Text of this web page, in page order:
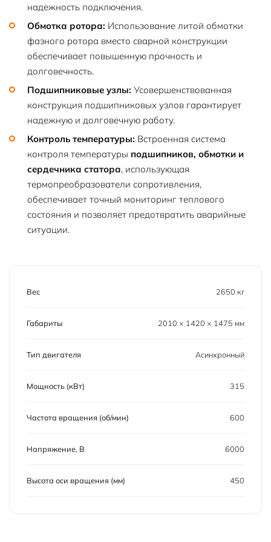
надежность подключения.
Обмотка ротора: Использование литой обмотки
фазного ротора вместо сварной конструкции
обеспечивает повышенную прочность и
долговечность.
Подшипниковые узлы: Усовершенствованная
конструкция подшипниковых узлов гарантирует
надежную и долговечную работу.
Контроль температуры: Встроенная система
контроля температуры подшипников, обмотки и
сердечника статора, использующая
термопреобразователи сопротивления,
обеспечивает точный мониторинг теплового
состояния и позволяет предотвратить аварийные
ситуации.
Вес 2650 кг
Габариты 2010 × 1420 × 1475 мм
Тип двигателя Асинхронный
Мощность (кВт) 315
Частота вращения (об/мин) 600
Напряжение, В 6000
Высота оси вращения (мм) 450